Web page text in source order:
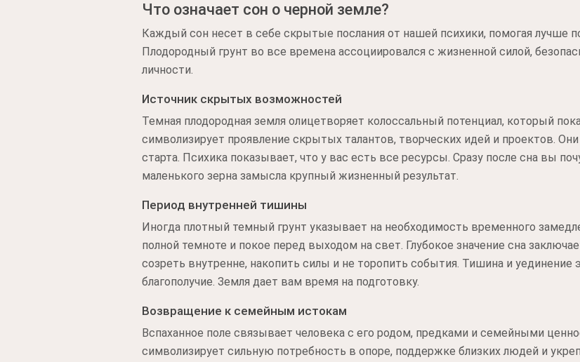
Что означает сон о черной земле?
Каждый сон несет в себе скрытые послания от нашей психики, помогая лучше
Плодородный грунт во все времена ассоциировался с жизненной силой,
личности.
Источник скрытых возможностей
Темная плодородная земля олицетворяет колоссальный потенциал, который
символизирует проявление скрытых талантов, творческих идей и проектов.
старта. Психика показывает, что у вас есть все ресурсы. Сразу после сна вы
маленького зерна замысла крупный жизненный результат.
Период внутренней тишины
Иногда плотный темный грунт указывает на необходимость временного
полной темноте и покое перед выходом на свет. Глубокое значение сна
созреть внутренне, накопить силы и не торопить события. Тишина и
благополучие. Земля дает вам время на подготовку.
Возвращение к семейным истокам
Вспаханное поле связывает человека с его родом, предками и семейными
символизирует сильную потребность в опоре, поддержке близких людей и